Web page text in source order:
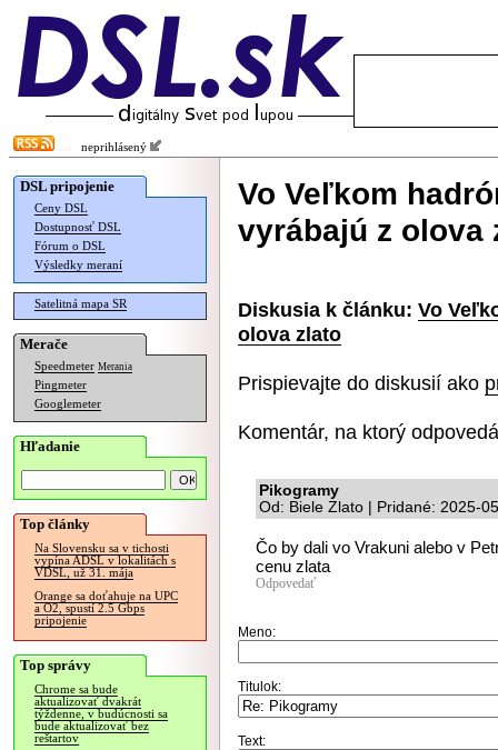
neprihlásený
DSL pripojenie
Ceny DSL
Dostupnosť DSL
Fórum o DSL
Výsledky meraní
Satelitná mapa SR
Merače
Speedmeter Merania
Pingmeter
Googlemeter
Hľadanie
Top články
Na Slovensku sa v tichosti
vypína ADSL v lokalitách s
VDSL, už 31. mája
Orange sa doťahuje na UPC
a O2, spustí 2.5 Gbps
pripojenie
Top správy
Chrome sa bude
aktualizovať dvakrát
týždenne, v budúcnosti sa
bude aktualizovať bez
reštartov
Vo Veľkom
vyrábajú z olova
Diskusia k článku: Vo
olova zlato
Prispievajte do diskusií ako
Komentár, na ktorý
Pikogramy
Od: Biele Zlato | Pridané: 2025-
Čo by dali vo Vrakuni alebo v
cenu zlata
Odpovedať
Meno:
Titulok:
Text: